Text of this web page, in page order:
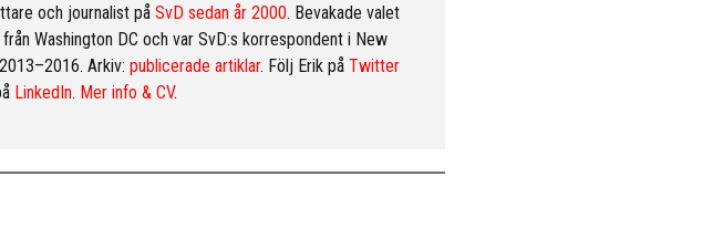
och journalist på SvD sedan år 2000. Bevakade valet
Washington DC och var SvD:s korrespondent i New
Arkiv: publicerade artiklar. Följ Erik på Twitter
LinkedIn. Mer info & CV.